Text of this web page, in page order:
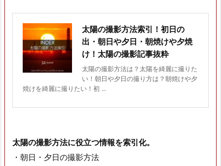
太陽の撮影方法索引！初日の
出・朝日や夕日・朝焼けや夕焼
け！太陽の撮影記事抜粋
太陽の撮影方法は？太陽を綺麗に撮りた
い！朝日や夕日の撮り方は？朝焼けや夕
焼けを綺麗に撮りたい！初 ...
太陽の撮影方法に役立つ情報を索引化。
・朝日・夕日の撮影方法